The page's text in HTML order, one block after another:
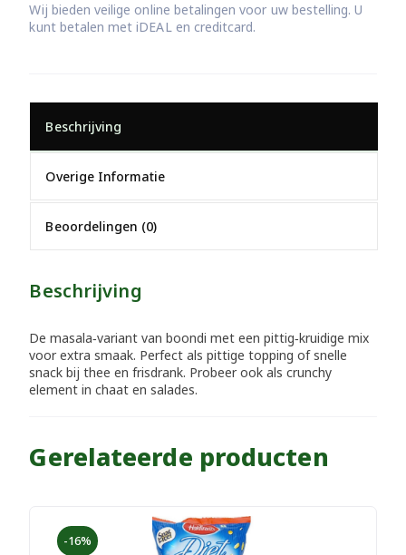
Wij bieden veilige online betalingen voor uw bestelling. U
kunt betalen met iDEAL en creditcard.
Beschrijving
Overige Informatie
Beoordelingen (0)
Beschrijving
De masala‑variant van boondi met een pittig‑kruidige mix
voor extra smaak. Perfect als pittige topping of snelle
snack bij thee en frisdrank. Probeer ook als crunchy
element in chaat en salades.
Gerelateerde producten
-16%